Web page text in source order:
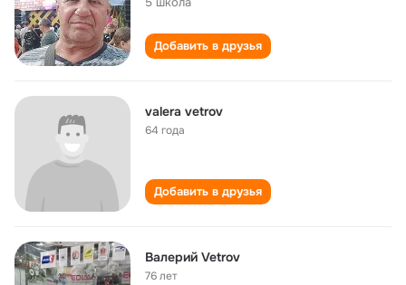
Добавить в друзья
valera vetrov
64 года
Добавить в друзья
Валерий Vetrov
76 лет